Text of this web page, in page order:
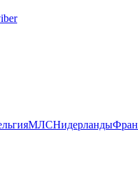
МЛСНидерланды